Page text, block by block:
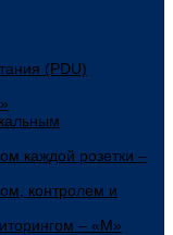
(PDU)
каждой розетки –
контролем и
– «М»